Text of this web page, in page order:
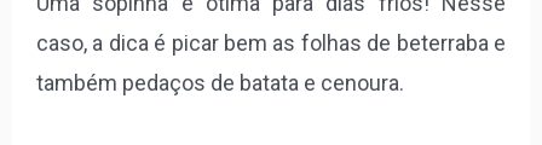
caso, a dica é picar bem as folhas de beterraba e
também pedaços de batata e cenoura.